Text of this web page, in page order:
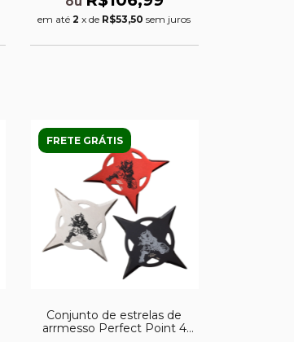
em até2 x de R$53,50 sem juros
FRETE GRÁTIS
Conjunto de estrelas de
arrmesso Perfect Point 4